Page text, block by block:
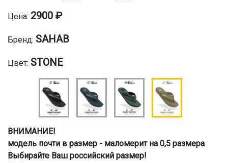
Цена: 2900 ₽
Бренд: SAHAB
Цвет: STONE
ВНИМАНИЕ!
модель почти в размер - маломерит на 0,5 размера
Выбирайте Ваш российский размер!